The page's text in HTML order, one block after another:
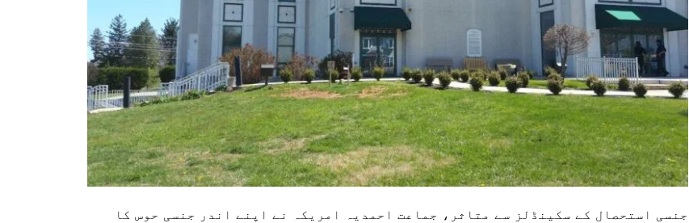
جنسی استحصال کے سکینڈلز سے متاثر، جماعت احمدیہ امریکہ نے اپنے اندر جنسی حوس کا